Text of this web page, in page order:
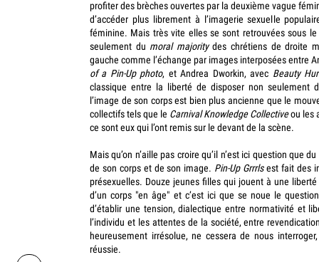
profiter des brèches ouvertes par la deuxième vague
d’accéder plus librement à l’imagerie sexuelle
féminine. Mais très vite elles se sont retrouvées sous
seulement du moral majoritydes chrétiens de droite
gauche comme l’échange par images interposées entre
of a Pin-Up photo, et Andrea Dworkin, avec Beauty
classique entre la liberté de disposer non seulement
l’image de son corps est bien plus ancienne que le
collectifs tels que le Carnival Knowledge Collectiveou les
ce sont eux qui l’ont remis sur le devant de la scène.
Mais qu’on n’aille pas croire qu’il n’est ici question que
de son corps et de son image. Pin-Up Grrrlsest fait des
présexuelles. Douze jeunes filles qui jouent à une
d’un corps "en âge" et c’est ici que se noue le
d’établir une tension, dialectique entre normativité et
l’individu et les attentes de la société, entre
heureusement irrésolue, ne cessera de nous
réussie.